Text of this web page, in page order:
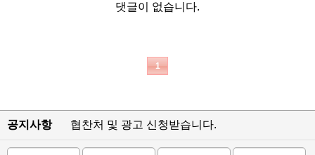
댓글이 없습니다.
1
공지사항 협찬처 및 광고 신청받습니다.